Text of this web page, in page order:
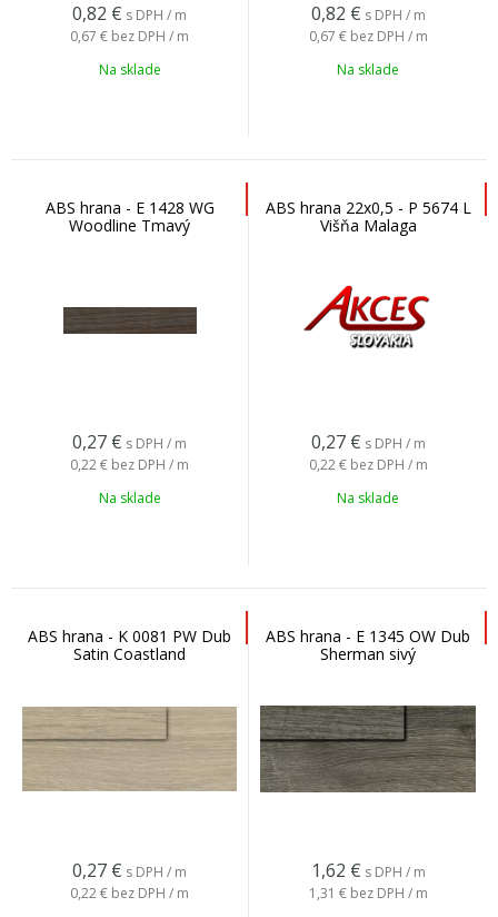
0,82 € s DPH / m
0,67 € bez DPH / m
Na sklade
0,82 € s DPH / m
0,67 € bez DPH / m
Na sklade
ABS hrana - E 1428 WG
Woodline Tmavý
0,27 € s DPH / m
0,22 € bez DPH / m
Na sklade
ABS hrana 22x0,5 - P 5674 L
Višňa Malaga
0,27 € s DPH / m
0,22 € bez DPH / m
Na sklade
ABS hrana - K 0081 PW Dub
Satin Coastland
0,27 € s DPH / m
0,22 € bez DPH / m
ABS hrana - E 1345 OW Dub
Sherman sivý
1,62 € s DPH / m
1,31 € bez DPH / m